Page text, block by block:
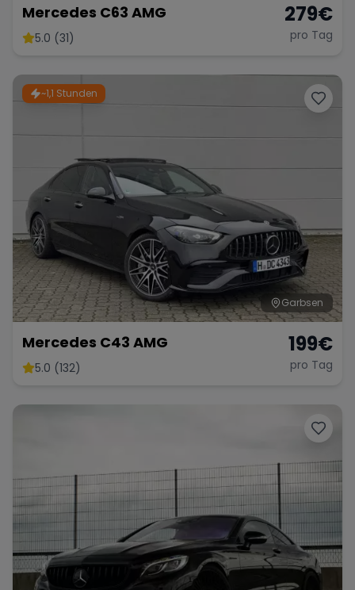
Mercedes C63 AMG
5.0 (31)
279€
pro Tag
~1,1 Stunden
Garbsen
Mercedes C43 AMG
5.0 (132)
199€
pro Tag